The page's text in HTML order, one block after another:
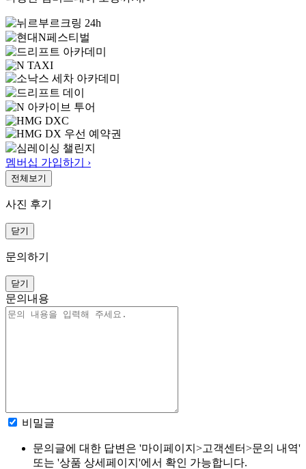
멤버십 가입하기 ›
전체보기
사진 후기
닫기
문의하기
닫기
문의내용
비밀글
문의글에 대한 답변은 '마이페이지>고객센터>문의 내역'
또는 '상품 상세페이지'에서 확인 가능합니다.